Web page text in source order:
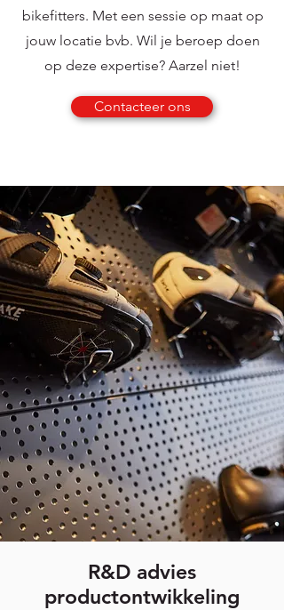
bikefitters. Met een sessie op maat op
jouw locatie bvb. Wil je beroep doen
op deze expertise? Aarzel niet!
Contacteer ons
R&D advies
productontwikkeling